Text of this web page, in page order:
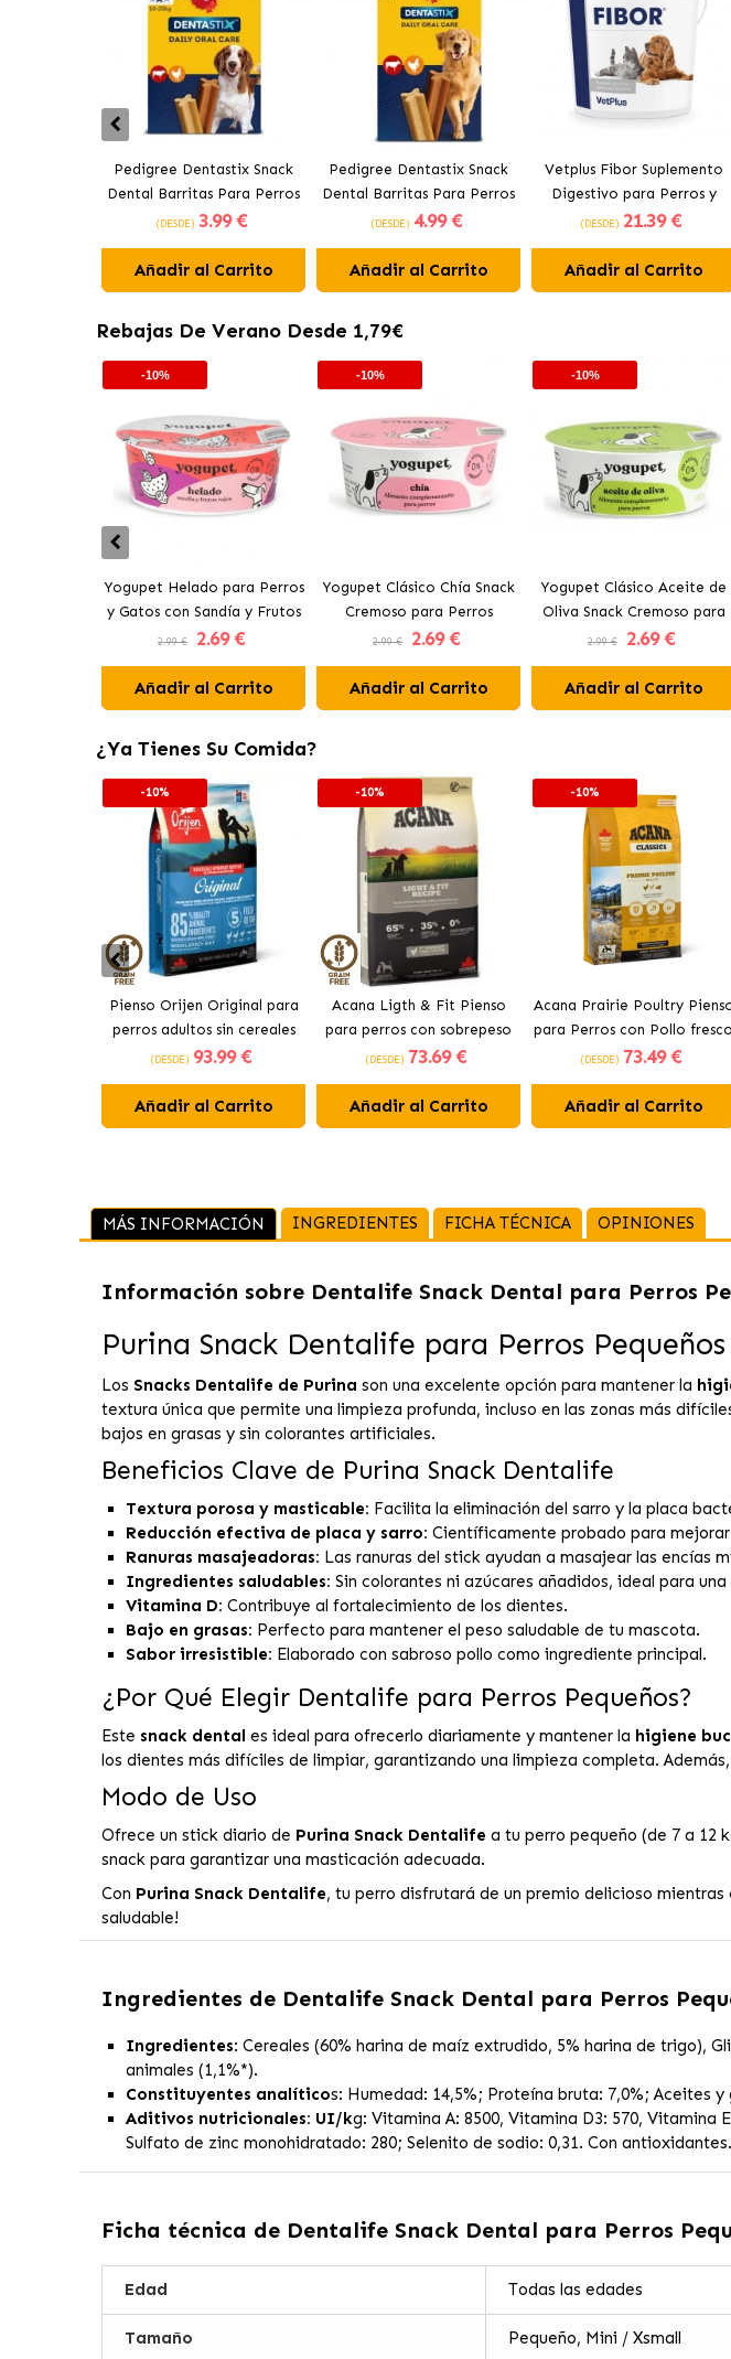
Pedigree Dentastix Snack
Dental Barritas Para Perros
Medianos 10-25 kg
(DESDE) 3.99 €
Añadir al Carrito
Pedigree Dentastix Snack
Dental Barritas Para Perros
Grandes +25 kg
(DESDE) 4.99 €
Añadir al Carrito
Vetplus Fibor Suplemento
Digestivo para Perros y
Gatos
(DESDE) 21.39 €
Añadir al Carrito
Rebajas De Verano Desde 1,79€
-10%
Yogupet Helado para Perros
y Gatos con Sandía y Frutos
Rojos
2.99 € 2.69 €
Añadir al Carrito
-10%
Yogupet Clásico Chía Snack
Cremoso para Perros
2.99 € 2.69 €
Añadir al Carrito
-10%
Yogupet Clásico Aceite de
Oliva Snack Cremoso para
Perros
2.99 € 2.69 €
Añadir al Carrito
¿Ya Tienes Su Comida?
-10%
Pienso Orijen Original para
perros adultos sin cereales
de pollo
(DESDE) 93.99 €
Añadir al Carrito
-10%
Acana Ligth & Fit Pienso
para perros con sobrepeso
con pollo fresco
(DESDE) 73.69 €
Añadir al Carrito
-10%
Acana Prairie Poultry
para Perros con Pollo fresco
(DESDE) 73.49 €
Añadir al Carrito
MÁS INFORMACIÓN INGREDIENTES FICHA TÉCNICA OPINIONES
Información sobre Dentalife Snack Dental para Perros
Purina Snack Dentalife para Perros
Los Snacks Dentalife de Purina son una excelente opción para mantener la
textura única que permite una limpieza profunda, incluso en las zonas más
bajos en grasas y sin colorantes artificiales.
Beneficios Clave de Purina Snack Dentalife
Textura porosa y masticable: Facilita la eliminación del sarro y la placa
Reducción efectiva de placa y sarro: Científicamente probado para
Ranuras masajeadoras: Las ranuras del stick ayudan a masajear las encías
Ingredientes saludables: Sin colorantes ni azúcares añadidos, ideal para
Vitamina D: Contribuye al fortalecimiento de los dientes.
Bajo en grasas: Perfecto para mantener el peso saludable de tu mascota.
Sabor irresistible: Elaborado con sabroso pollo como ingrediente principal.
¿Por Qué Elegir Dentalife para Perros Pequeños?
Este snack dental es ideal para ofrecerlo diariamente y mantener la higiene
los dientes más difíciles de limpiar, garantizando una limpieza completa.
Modo de Uso
Ofrece un stick diario de Purina Snack Dentalife a tu perro pequeño (de 7 a 12
snack para garantizar una masticación adecuada.
Con Purina Snack Dentalife, tu perro disfrutará de un premio delicioso
saludable!
Ingredientes de Dentalife Snack Dental para Perros
Ingredientes: Cereales (60% harina de maíz extrudido, 5% harina de trigo),
animales (1,1%*).
Constituyentes analíticos: Humedad: 14,5%; Proteína bruta: 7,0%; Aceites
Aditivos nutricionales: UI/kg: Vitamina A: 8500, Vitamina D3: 570, Vitamina
Sulfato de zinc monohidratado: 280; Selenito de sodio: 0,31. Con antioxidantes.
Ficha técnica de Dentalife Snack Dental para Perros
Edad Todas las edades
Tamaño Pequeño, Mini / Xsmall